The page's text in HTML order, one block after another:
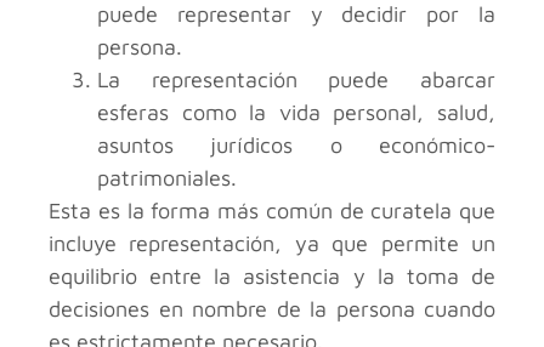
puede representar y decidir por la
persona.
La representación puede abarcar
esferas como la vida personal, salud,
asuntos jurídicos o económico-
patrimoniales.
Esta es la forma más común de curatela que
incluye representación, ya que permite un
equilibrio entre la asistencia y la toma de
decisiones en nombre de la persona cuando
es estrictamente necesario.